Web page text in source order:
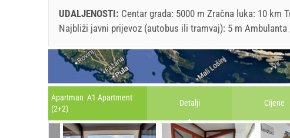
UDALJENOSTI: Centar grada: 5000 m Zračna luka: 10 km
Najbliži javni prijevoz (autobus ili tramvaj): 5 m
Apartman A1 Apartment
(2+2)
Detalji Cijene